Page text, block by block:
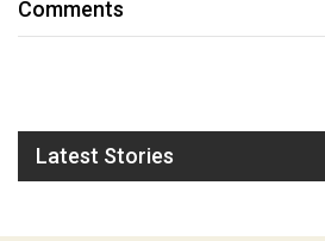
Comments
Latest Stories